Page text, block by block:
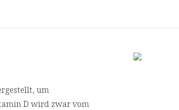
um
D wird zwar vom